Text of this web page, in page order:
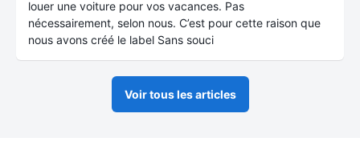
louer une voiture pour vos vacances. Pas
nécessairement, selon nous. C’est pour cette raison que
nous avons créé le label Sans souci
Voir tous les articles